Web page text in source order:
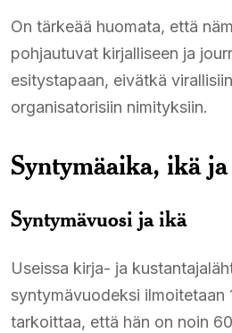
On tärkeää huomata, että
pohjautuvat kirjalliseen ja
esitystapaan, eivätkä
organisatorisiin nimityksiin.
Syntymäaika, ikä
Syntymävuosi ja ikä
Useissa kirja- ja
syntymävuodeksi ilmoitetaan
tarkoittaa, että hän on noin